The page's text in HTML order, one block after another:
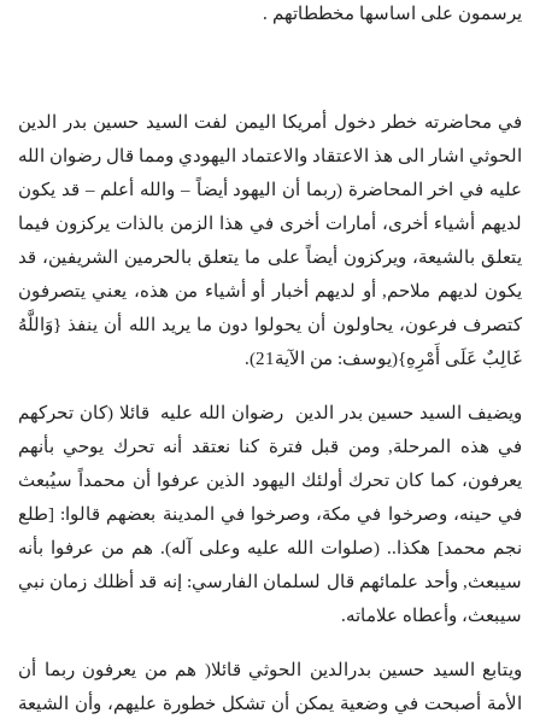
يرسمون على اساسها مخططاتهم .
في محاضرته خطر دخول أمريكا اليمن لفت السيد حسين بدر الدين
الحوثي اشار الى هذ الاعتقاد والاعتماد اليهودي ومما قال رضوان الله
عليه في اخر المحاضرة (ربما أن اليهود أيضاً – والله أعلم – قد يكون
لديهم أشياء أخرى، أمارات أخرى في هذا الزمن بالذات يركزون فيما
يتعلق بالشيعة، ويركزون أيضاً على ما يتعلق بالحرمين الشريفين، قد
يكون لديهم ملاحم, أو لديهم أخبار أو أشياء من هذه، يعني يتصرفون
كتصرف فرعون، يحاولون أن يحولوا دون ما يريد الله أن ينفذ {وَاللَّهُ
غَالِبٌ عَلَى أَمْرِهِ}(يوسف: من الآية21).
ويضيف السيد حسين بدر الدين رضوان الله عليه قائلا (كان تحركهم
في هذه المرحلة, ومن قبل فترة كنا نعتقد أنه تحرك يوحي بأنهم
يعرفون، كما كان تحرك أولئك اليهود الذين عرفوا أن محمداً سيُبعث
في حينه، وصرخوا في مكة، وصرخوا في المدينة بعضهم قالوا: [طلع
نجم محمد] هكذا.. (صلوات الله عليه وعلى آله). هم من عرفوا بأنه
سيبعث, وأحد علمائهم قال لسلمان الفارسي: إنه قد أظلك زمان نبي
سيبعث، وأعطاه علاماته.
ويتابع السيد حسين بدرالدين الحوثي قائلا( هم من يعرفون ربما أن
الأمة أصبحت في وضعية يمكن أن تشكل خطورة عليهم، وأن الشيعة